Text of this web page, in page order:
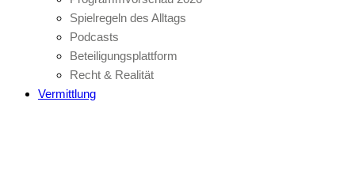
Spielregeln des Alltags
Podcasts
Beteiligungsplattform
Recht & Realität
Vermittlung